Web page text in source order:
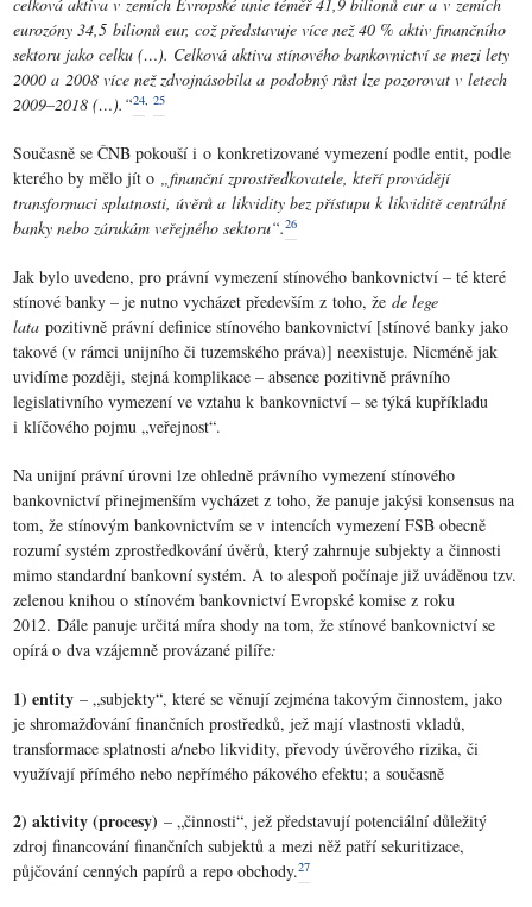
eurozóny 34,5 bilionů eur, což představuje více než 40 % aktiv finančního
sektoru jako celku (…). Celková aktiva stínového bankovnictví se mezi lety
2000 a 2008 více než zdvojnásobila a podobný růst lze pozorovat v letech
2009–2018 (…).“24,25
Současně se ČNB pokouší i o konkretizované vymezení podle entit, podle
kterého by mělo jít o „finanční zprostředkovatele, kteří provádějí
transformaci splatnosti, úvěrů a likvidity bez přístupu k likviditě centrální
banky nebo zárukám veřejného sektoru“.26
Jak bylo uvedeno, pro právní vymezení stínového bankovnictví – té které
stínové banky – je nutno vycházet především z toho, žede lege
lata pozitivně právní definice stínového bankovnictví [stínové banky jako
takové (v rámci unijního či tuzemského práva)] neexistuje. Nicméně jak
uvidíme později, stejná komplikace – absence pozitivně právního
legislativního vymezení ve vztahu k bankovnictví – se týká kupříkladu
i klíčového pojmu „veřejnost“.
Na unijní právní úrovni lze ohledně právního vymezení stínového
bankovnictví přinejmenším vycházet z toho, že panuje jakýsi konsensus na
tom, že stínovým bankovnictvím se v intencích vymezení FSB obecně
rozumí systém zprostředkování úvěrů, který zahrnuje subjekty a činnosti
mimo standardní bankovní systém. A to alespoň počínaje již uváděnou tzv.
zelenou knihou o stínovém bankovnictví Evropské komise z roku
2012. Dále panuje určitá míra shody na tom, že stínové bankovnictví se
opírá o dva vzájemně provázané pilíře:
1) entity – „subjekty“, které se věnují zejména takovým činnostem, jako
je shromažďování finančních prostředků, jež mají vlastnosti vkladů,
transformace splatnosti a/nebo likvidity, převody úvěrového rizika, či
využívají přímého nebo nepřímého pákového efektu; a současně
2) aktivity (procesy) – „činnosti“, jež představují potenciální důležitý
zdroj financování finančních subjektů a mezi něž patří sekuritizace,
půjčování cenných papírů a repo obchody.27